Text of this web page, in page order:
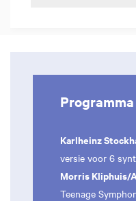
Programma
Karlheinz
versie voor 6
Morris Kliphuis/
Teenage